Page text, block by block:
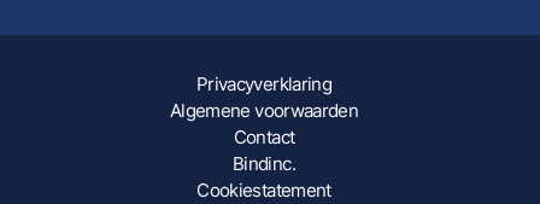
Privacyverklaring
Algemene voorwaarden
Contact
Bindinc.
Cookiestatement